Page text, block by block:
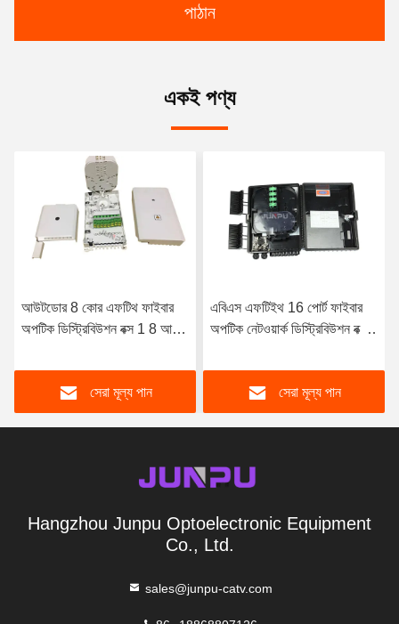
পাঠান
একই পণ্য
আউটডোর 8 কোর এফটিথ ফাইবার
অপটিক ডিস্ট্রিবিউশন বক্স 1 8 আউট
সেরা মূল্য পান
এবিএস এফটিইথ 16 পোর্ট ফাইবার
অপটিক নেটওয়ার্ক ডিস্ট্রিবিউশন বক্স
আউটডোর
সেরা মূল্য পান
Hangzhou Junpu Optoelectronic Equipment
Co., Ltd.
sales@junpu-catv.com